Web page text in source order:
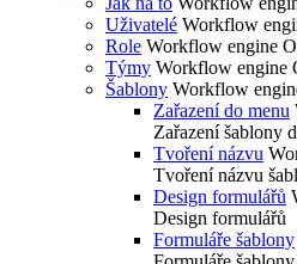
Uživatelé Workflow
Role Workflow engine
Týmy Workflow engine
Šablony Workflow
Zařazení do menu
Zařazení šablony
Tvoření názvu
Tvoření názvu
Design formulářů
Design formulářů
Formuláře šablony